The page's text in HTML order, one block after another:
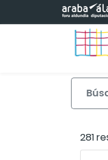
Saltar al contenido
281